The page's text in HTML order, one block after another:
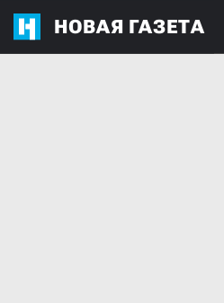
НОВАЯ ГАЗЕТА